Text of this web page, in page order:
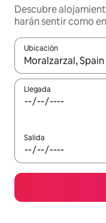
Descubre
harán sentir como
Ubicación
Cuando los
Llegada
Salida